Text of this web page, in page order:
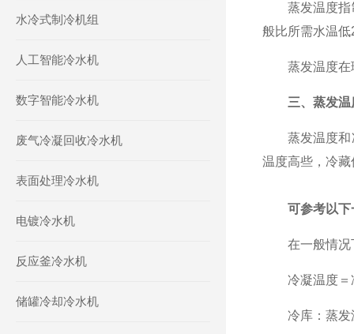
水冷式制冷机组
人工智能冷水机
数字智能冷水机
废气冷凝回收冷水机
表面处理冷水机
电镀冷水机
反应釜冷水机
储罐冷却冷水机
蒸发温度指制
般比所需水温
蒸发温度在理
三、蒸发温
蒸发温度和冷
温度高些，冷
可参考以
在一般情况下
冷凝温度＝冷
冷库：蒸发